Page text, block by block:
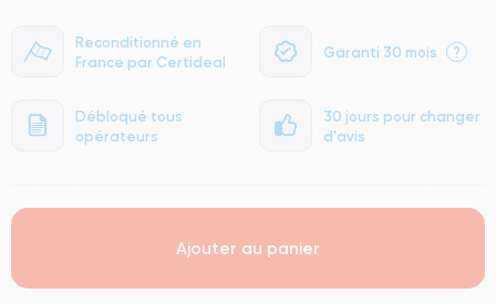
Reconditionné en
France par Certideal
Garanti 30 mois ?
Débloqué tous
opérateurs
30 jours pour changer
d'avis
Ajouter au panier